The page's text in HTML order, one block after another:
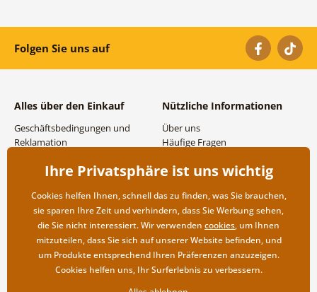
Folgen Sie uns auf
Alles über den Einkauf
Geschäftsbedingungen und
Reklamation
Versand- und
Rücksendung der Ware
Nützliche Informationen
Über uns
Häufige Fragen
Großhandel und
Ihre Privatsphäre ist uns wichtig
Cookies helfen Ihnen, schnell das zu finden, was Sie brauchen,
sie sparen Ihre Zeit und verhindern, dass Sie Werbung sehen,
die Sie nicht interessiert. Wir verwenden cookies, um Ihnen
mitzuteilen, dass Sie sich auf unserer Website befinden, und
um Produkte entsprechend Ihren Präferenzen anzuzeigen.
Cookies helfen uns, Ihr Surferlebnis zu verbessern.